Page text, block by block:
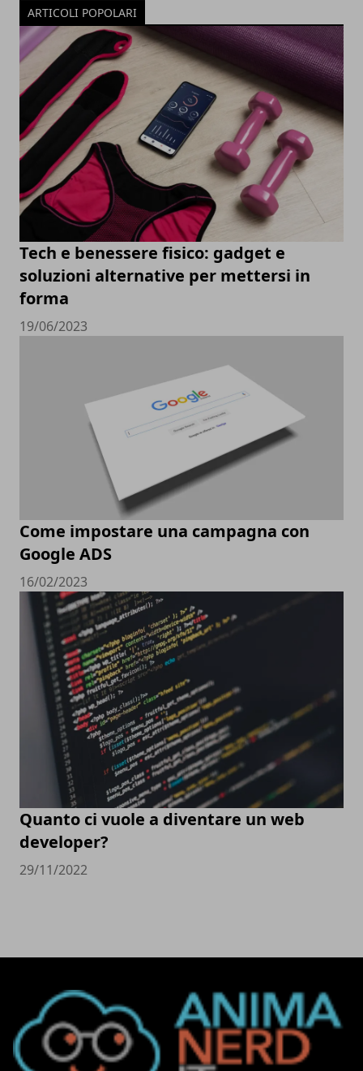
ARTICOLI POPOLARI
Tech e benessere fisico: gadget e
soluzioni alternative per mettersi in
forma
19/06/2023
Come impostare una campagna con
Google ADS
16/02/2023
Quanto ci vuole a diventare un web
developer?
29/11/2022